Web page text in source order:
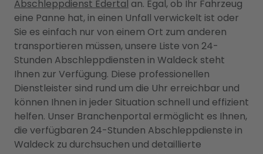
Abschleppdienst Edertal an. Egal, ob Ihr Fahrzeug
eine Panne hat, in einen Unfall verwickelt ist oder
Sie es einfach nur von einem Ort zum anderen
transportieren müssen, unsere Liste von 24-
Stunden Abschleppdiensten in Waldeck steht
Ihnen zur Verfügung. Diese professionellen
Dienstleister sind rund um die Uhr erreichbar und
können Ihnen in jeder Situation schnell und effizient
helfen. Unser Branchenportal ermöglicht es Ihnen,
die verfügbaren 24-Stunden Abschleppdienste in
Waldeck zu durchsuchen und detaillierte